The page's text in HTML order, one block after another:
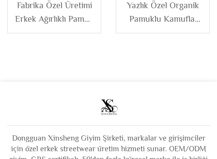
Fabrika Özel Üretimi
Erkek Ağırlıklı Pamuk
Siyah Astarlı
Yazlık Özel Organik
Pamuklu Kamuflaj
Yuvarlak Yaka Kutu
Dongguan Xinsheng Giyim Şirketi, markalar ve girişimciler
için özel erkek streetwear üretim hizmeti sunar. OEM/ODM